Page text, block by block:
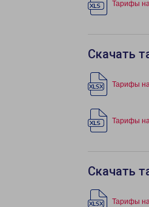
Тарифы
Скачать
Тарифы на
Тарифы
Скачать
Тарифы на